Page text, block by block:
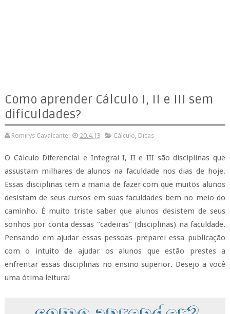
Como aprender Cálculo I, II e III sem
dificuldades?
Romirys Cavalcante 20.4.13 Cálculo, Dicas
O Cálculo Diferencial e Integral I, II e III são disciplinas que
assustam milhares de alunos na faculdade nos dias de hoje.
Essas disciplinas tem a mania de fazer com que muitos alunos
desistam de seus cursos em suas faculdades bem no meio do
caminho. É muito triste saber que alunos desistem de seus
sonhos por conta dessas "cadeiras" (disciplinas) na faculdade.
Pensando em ajudar essas pessoas preparei essa publicação
com o intuito de ajudar os alunos que estão prestes a
enfrentar essas disciplinas no ensino superior. Desejo a você
uma ótima leitura!